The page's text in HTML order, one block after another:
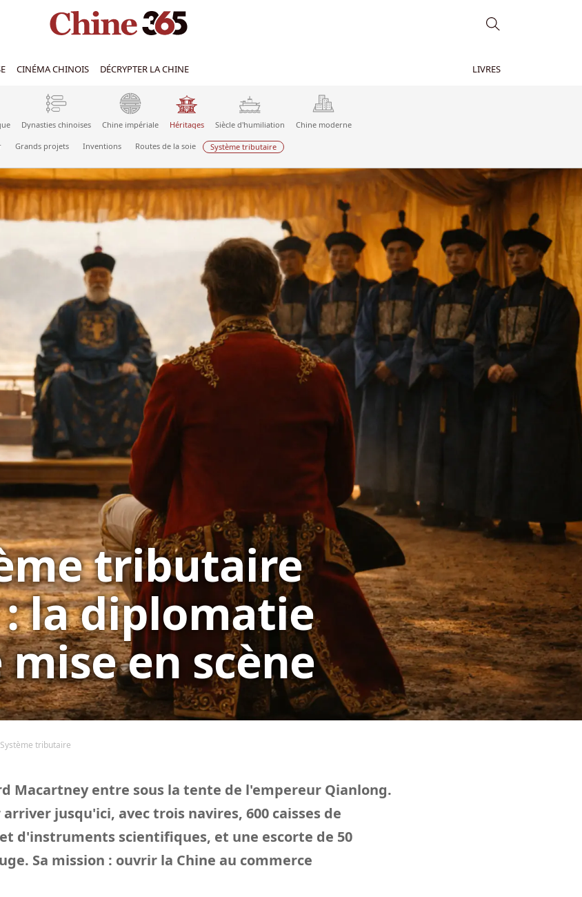
CINÉMA CHINOIS DÉCRYPTER LA CHINE LIVRES
Dynasties chinoises Chine impériale Héritages Siècle d'humiliation Chine moderne
Grands projets Inventions Routes de la soie Système tributaire
tributaire
la diplomatie
en scène
Système tributaire
Macartney entre sous la tente de l'empereur Qianlong.
jusqu'ici, avec trois navires, 600 caisses de
d'instruments scientifiques, et une escorte de 50
Sa mission : ouvrir la Chine au commerce